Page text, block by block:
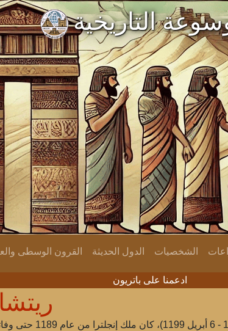
التاريخية
القرون الوسطى الدول الحديثة الشخصيات
ادعمنا على باتريون